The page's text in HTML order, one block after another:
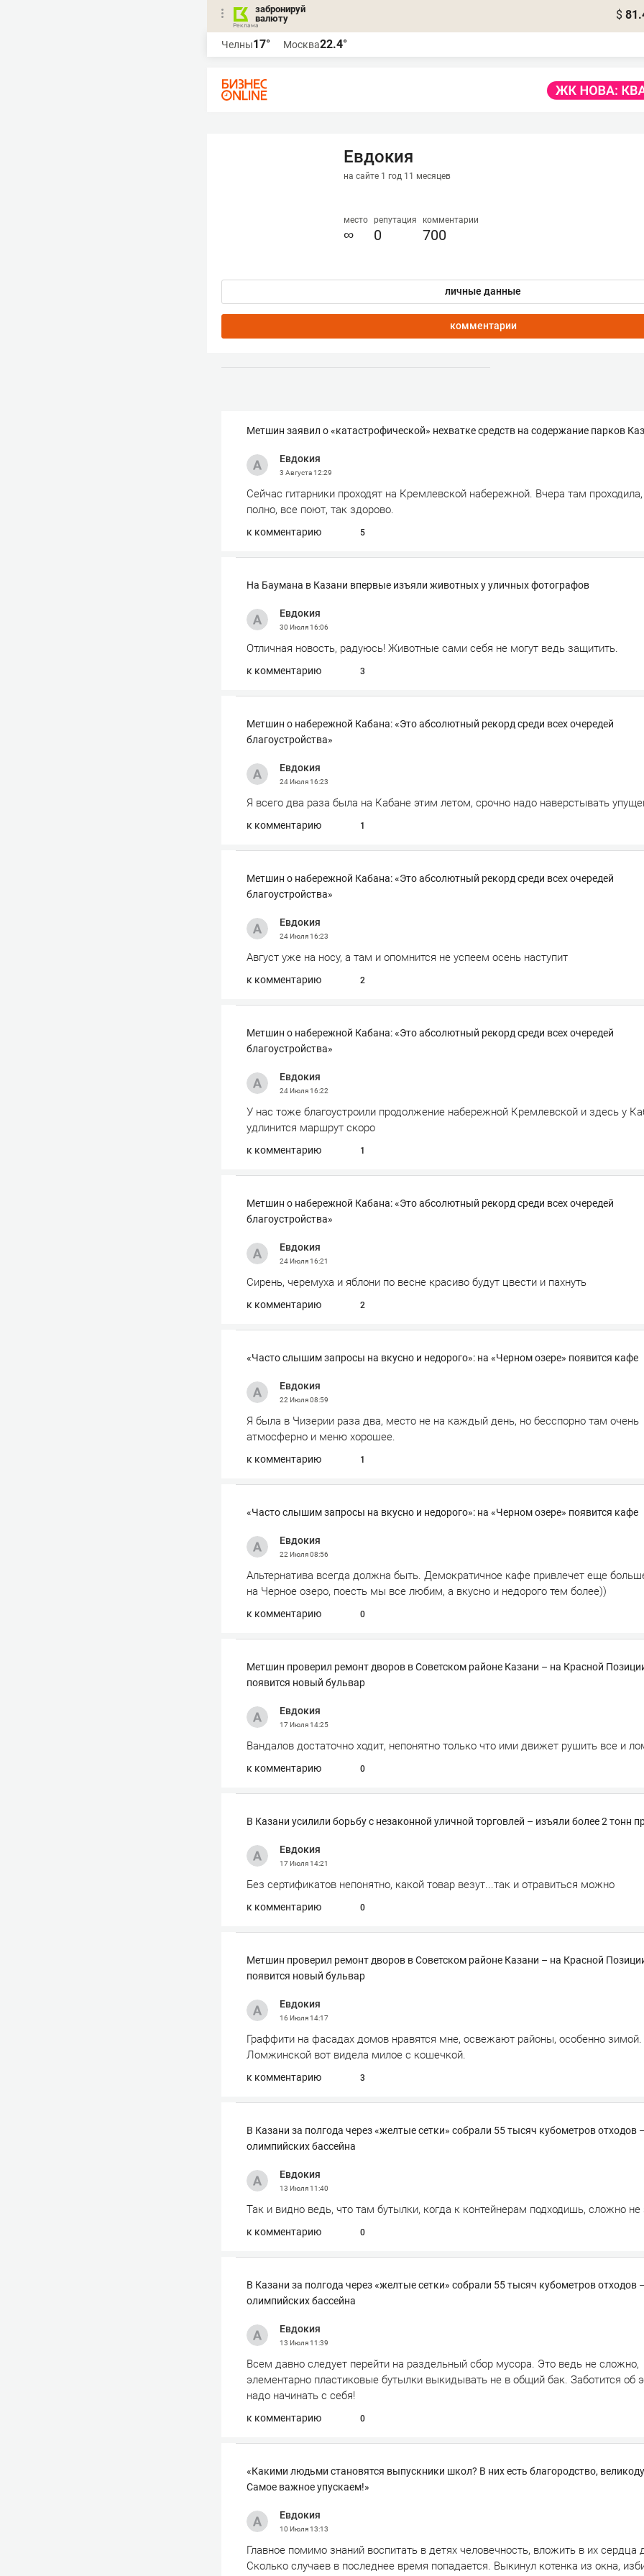
забронируй
валюту
$
Челны17° Москва22.4°
Евдокия
на сайте 1 год 11 месяцев
место
∞
репутация
0
комментарии
700
личные данные
комментарии
Метшин заявил о «катастрофической» нехватке средств на содержание парков
Евдокия
3 Августа12:29
Сейчас гитарники проходят на Кремлевской набережной. Вчера там
полно, все поют, так здорово.
к комментарию 5
На Баумана в Казани впервые изъяли животных у уличных фотографов
Евдокия
30 Июля16:06
Отличная новость, радуюсь! Животные сами себя не могут ведь защитить.
к комментарию 3
Метшин о набережной Кабана: «Это абсолютный рекорд среди всех очередей
благоустройства»
Евдокия
24 Июля16:23
Я всего два раза была на Кабане этим летом, срочно надо наверстывать
к комментарию 1
Метшин о набережной Кабана: «Это абсолютный рекорд среди всех очередей
благоустройства»
Евдокия
24 Июля16:23
Август уже на носу, а там и опомнится не успеем осень наступит
к комментарию 2
Метшин о набережной Кабана: «Это абсолютный рекорд среди всех очередей
благоустройства»
Евдокия
24 Июля16:22
У нас тоже благоустроили продолжение набережной Кремлевской и здесь у
удлинится маршрут скоро
к комментарию 1
Метшин о набережной Кабана: «Это абсолютный рекорд среди всех очередей
благоустройства»
Евдокия
24 Июля16:21
Сирень, черемуха и яблони по весне красиво будут цвести и пахнуть
к комментарию 2
«Часто слышим запросы на вкусно и недорого»: на «Черном озере» появится кафе
Евдокия
22 Июля08:59
Я была в Чизерии раза два, место не на каждый день, но бесспорно там очень
атмосферно и меню хорошее.
к комментарию 1
«Часто слышим запросы на вкусно и недорого»: на «Черном озере» появится кафе
Евдокия
22 Июля08:56
Альтернатива всегда должна быть. Демократичное кафе привлечет еще
на Черное озеро, поесть мы все любим, а вкусно и недорого тем более))
к комментарию 0
Метшин проверил ремонт дворов в Советском районе Казани – на Красной
появится новый бульвар
Евдокия
17 Июля14:25
Вандалов достаточно ходит, непонятно только что ими движет рушить все и
к комментарию 0
В Казани усилили борьбу с незаконной уличной торговлей – изъяли более 2 тонн
Евдокия
17 Июля14:21
Без сертификатов непонятно, какой товар везут...так и отравиться можно
к комментарию 0
Метшин проверил ремонт дворов в Советском районе Казани – на Красной
появится новый бульвар
Евдокия
16 Июля14:17
Граффити на фасадах домов нравятся мне, освежают районы, особенно
Ломжинской вот видела милое с кошечкой.
к комментарию 3
В Казани за полгода через «желтые сетки» собрали 55 тысяч кубометров отходов
олимпийских бассейна
Евдокия
13 Июля11:40
Так и видно ведь, что там бутылки, когда к контейнерам подходишь, сложно не
к комментарию 0
В Казани за полгода через «желтые сетки» собрали 55 тысяч кубометров отходов
олимпийских бассейна
Евдокия
13 Июля11:39
Всем давно следует перейти на раздельный сбор мусора. Это ведь не сложно,
элементарно пластиковые бутылки выкидывать не в общий бак. Заботится об
надо начинать с себя!
к комментарию 0
«Какими людьми становятся выпускники школ? В них есть благородство,
Самое важное упускаем!»
Евдокия
10 Июля13:13
Главное помимо знаний воспитать в детях человечность, вложить в их сердца
Сколько случаев в последнее время попадается. Выкинул котенка из окна,